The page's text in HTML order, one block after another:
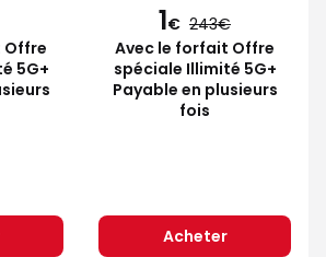
Offre
5G+
1€ 243
Avec le forfait Offre
spéciale Illimité 5G+
Payable en plusieurs
fois
Acheter